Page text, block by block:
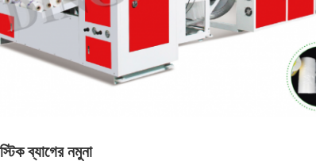
ব্যাগের নমুনা